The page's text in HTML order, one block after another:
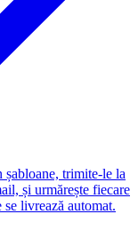
șabloane, trimite-le la
și urmărește fiecare
livrează automat.